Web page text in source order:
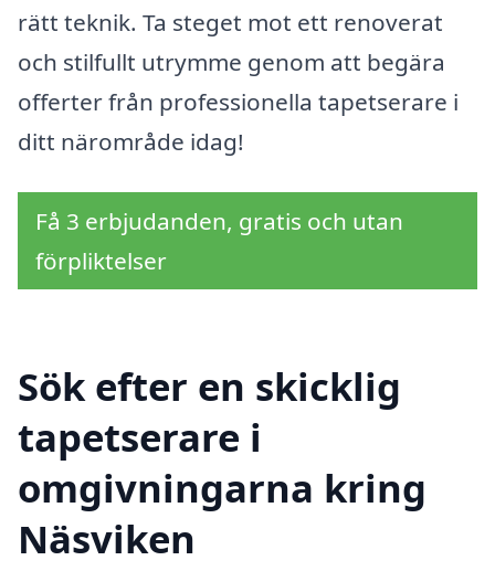
rätt teknik. Ta steget mot ett renoverat
och stilfullt utrymme genom att begära
offerter från professionella tapetserare i
ditt närområde idag!
Få 3 erbjudanden, gratis och utan
förpliktelser
Sök efter en skicklig
tapetserare i
omgivningarna kring
Näsviken